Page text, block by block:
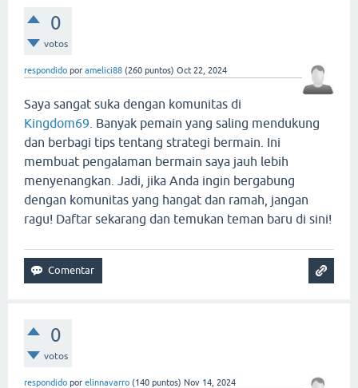
0
votos
respondido por amelici88 (260 puntos) Oct 22, 2024
Saya sangat suka dengan komunitas di
Kingdom69 . Banyak pemain yang saling mendukung
dan berbagi tips tentang strategi bermain. Ini
membuat pengalaman bermain saya jauh lebih
menyenangkan. Jadi, jika Anda ingin bergabung
dengan komunitas yang hangat dan ramah, jangan
ragu! Daftar sekarang dan temukan teman baru di sini!
0
votos
respondido por elinnavarro (140 puntos) Nov 14, 2024